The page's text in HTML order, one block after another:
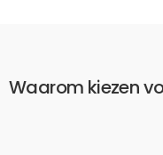
Waarom kiezen